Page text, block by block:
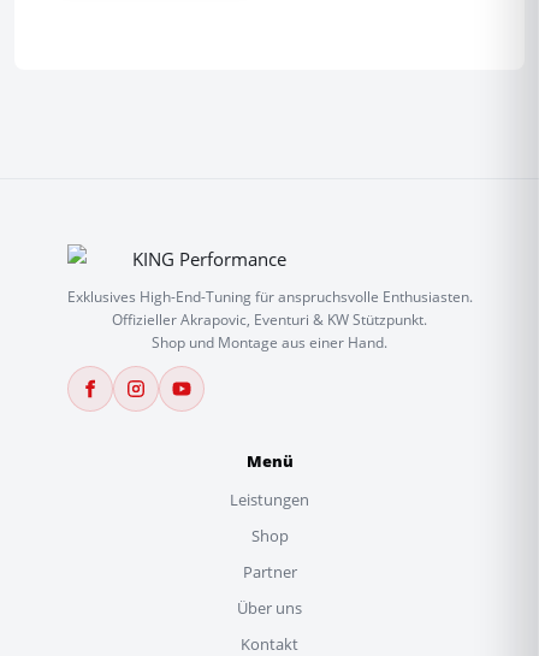
Exklusives High-End-Tuning für anspruchsvolle Enthusiasten.
Offizieller Akrapovic, Eventuri & KW Stützpunkt.
Shop und Montage aus einer Hand.
Menü
Leistungen
Shop
Partner
Über uns
Kontakt